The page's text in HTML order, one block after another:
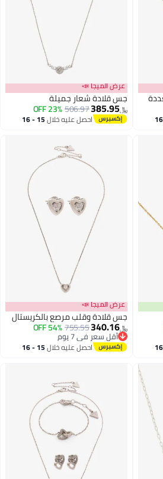
15 - 16
عرض الميجا 📣
جس قلادة شعار جميلة
﷼‏385.95
506.97
23% OFF
احصل عليه خلال 15 - 16
15 - 16
عرض الميجا 📣
جس قلادة وقلب مرصع بالكريستال
﷼‏340.16
755.55
54% OFF
أقل سعر في 7 يوم
أقل سعر في 7 يوماحصل عليه خلال 15 - 16